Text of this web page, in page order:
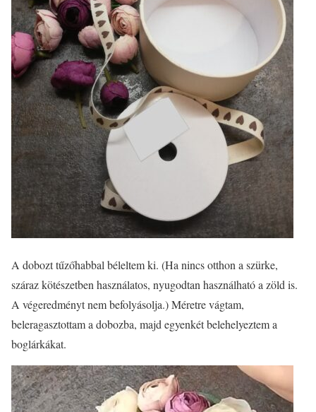
A dobozt tűzőhabbal béleltem ki. (Ha nincs otthon a szürke,
száraz kötészetben használatos, nyugodtan használható a zöld is.
A végeredményt nem befolyásolja.) Méretre vágtam,
beleragasztottam a dobozba, majd egyenkét belehelyeztem a
boglárkákat.